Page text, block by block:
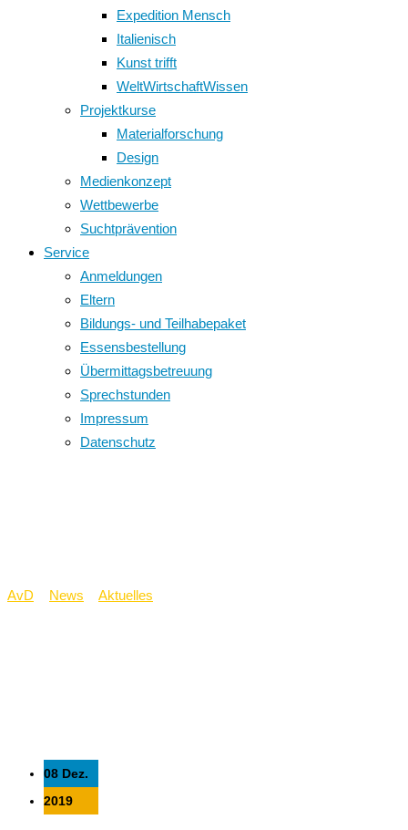
Expedition Mensch
Italienisch
Kunst trifft
WeltWirtschaftWissen
Projektkurse
Materialforschung
Design
Medienkonzept
Wettbewerbe
Suchtprävention
Service
Anmeldungen
Eltern
Bildungs- und Teilhabepaket
Essensbestellung
Übermittagsbetreuung
Sprechstunden
Impressum
Datenschutz
AvD News Aktuelles
08 Dez.
2019